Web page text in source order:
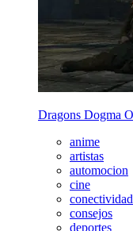
Dragons Dogma
anime
artistas
automocion
cine
conectividad
consejos
deportes